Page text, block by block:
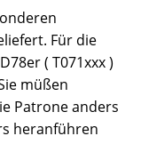
Für die
( T071xxx )
müßen
Patrone anders
heranführen